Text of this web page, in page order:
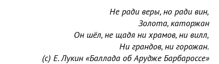
Не ради веры, но ради вин,
Золота, каторжан
Он шёл, не щадя ни храмов, ни вилл,
Ни грандов, ни горожан.
(c) Е. Лукин «Баллада об Арудже Барбароссе»